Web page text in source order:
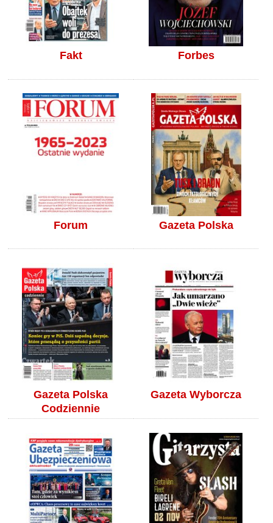
Fakt Forbes
Forum Gazeta Polska
Gazeta Polska
Codziennie
Gazeta Wyborcza